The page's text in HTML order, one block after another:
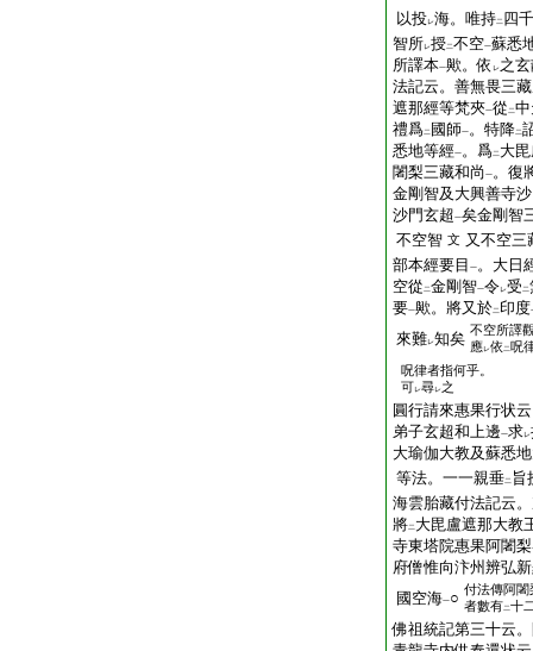
以投レ海。唯持二 四
智所レ授二不空一蘇悉
所譯本一歟。依 レ之
法記云。善無畏三
遮那經等梵夾一從 二
禮爲二 國師一。特降二
悉地等經一。爲二 大
闍梨三藏和尚一。復
金剛智及大興善寺
沙門玄超一矣金剛智
不空智 文 又不空三
部本經要目 一。大日
空從 二金剛智一令レ受 二
要一歟。將又於二印度
來難レ知矣 不空所譯
應レ依二呪
呪律者指何乎。
可レ尋レ之
圓行請來惠果行状
弟子玄超和上邊一求レ
大瑜伽大教及蘇悉
等法。一一親垂二 旨
海雲胎藏付法記云
將二 大毘盧遮那大教
寺東塔院惠果阿闍梨
府僧惟向汴州辨弘
國空海一○ 付法傳阿闍
者數有二十
佛祖統記第三十云